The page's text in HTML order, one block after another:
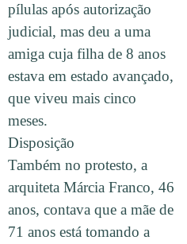
pílulas após autorização
judicial, mas deu a uma
amiga cuja filha de 8 anos
estava em estado avançado,
que viveu mais cinco
meses.
Disposição
Também no protesto, a
arquiteta Márcia Franco, 46
anos, contava que a mãe de
71 anos está tomando a